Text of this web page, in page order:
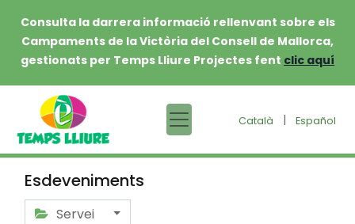
Consulta la darrera informació rellenvant sobre els
Campaments de la Victòria del Consell de Mallorca,
gestionats per Temps Lliure Projectes fent clic aquí
Català | Español
Esdeveniments
Servei